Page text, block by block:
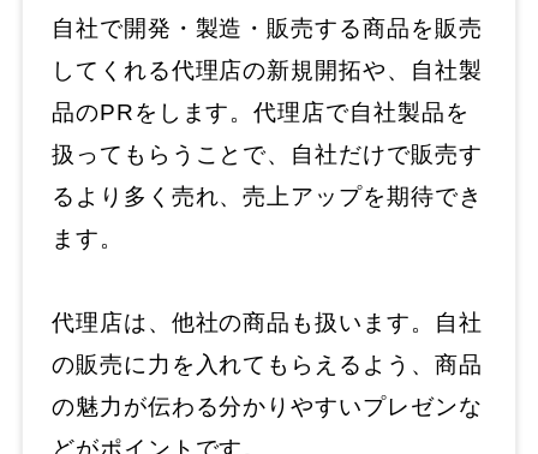
自社で開発・製造・販売する商品を販売
してくれる代理店の新規開拓や、自社製
品のPRをします。代理店で自社製品を
扱ってもらうことで、自社だけで販売す
るより多く売れ、売上アップを期待でき
ます。
代理店は、他社の商品も扱います。自社
の販売に力を入れてもらえるよう、商品
の魅力が伝わる分かりやすいプレゼンな
どがポイントです。